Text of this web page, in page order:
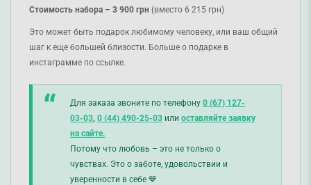
Стоимость набора – 3 900 грн (вместо 6 215 грн)
Это может быть подарок любимому человеку, или ваш общий
шаг к еще большей близости. Больше о подарке в
инстаграмме по ссылке.
Для заказа звоните по телефону 0 (67) 127-
03-03, 0 (44) 490-25-03 или оставляйте заявку
на сайте.
Потому что любовь – это не только о
чувствах. Это о заботе, удовольствии и
уверенности в себе 💙